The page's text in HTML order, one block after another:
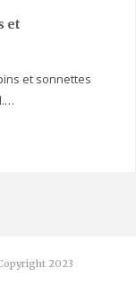
et
et sonnettes
2023